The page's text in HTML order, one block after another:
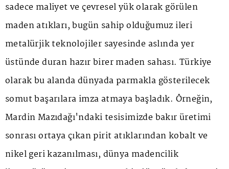
sadece maliyet ve çevresel yük olarak görülen
maden atıkları, bugün sahip olduğumuz ileri
metalürjik teknolojiler sayesinde aslında yer
üstünde duran hazır birer maden sahası. Türkiye
olarak bu alanda dünyada parmakla gösterilecek
somut başarılara imza atmaya başladık. Örneğin,
Mardin Mazıdağı'ndaki tesisimizde bakır üretimi
sonrası ortaya çıkan pirit atıklarından kobalt ve
nikel geri kazanılması, dünya madencilik